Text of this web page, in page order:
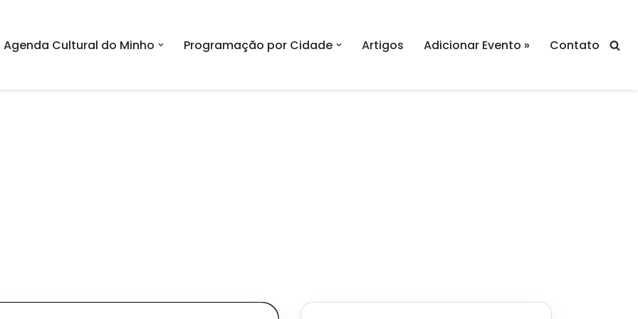
Agenda Cultural do Minho Programação por Cidade Artigos Adicionar Evento » Contato